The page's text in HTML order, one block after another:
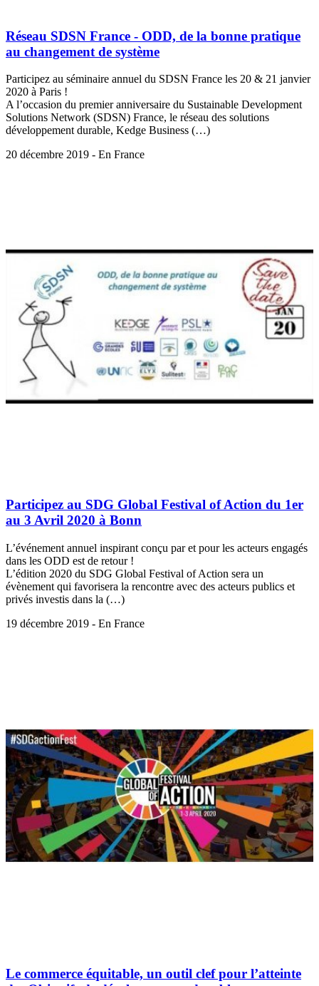
Réseau SDSN France - ODD, de la bonne pratique
au changement de système
Participez au séminaire annuel du SDSN France les 20 & 21 janvier
2020 à Paris !
A l’occasion du premier anniversaire du Sustainable Development
Solutions Network (SDSN) France, le réseau des solutions
développement durable, Kedge Business (…)
20 décembre 2019 - En France
Participez au SDG Global Festival of Action du 1er
au 3 Avril 2020 à Bonn
L’événement annuel inspirant conçu par et pour les acteurs engagés
dans les ODD est de retour !
L’édition 2020 du SDG Global Festival of Action sera un
évènement qui favorisera la rencontre avec des acteurs publics et
privés investis dans la (…)
19 décembre 2019 - En France
Le commerce équitable, un outil clef pour l’atteinte